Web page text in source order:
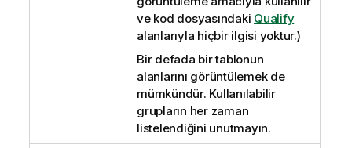
ve kod dosyasındaki Qualify
alanlarıyla hiçbir ilgisi yoktur.)
Bir defada bir tablonun
alanlarını görüntülemek de
mümkündür. Kullanılabilir
grupların her zaman
listelendiğini unutmayın.